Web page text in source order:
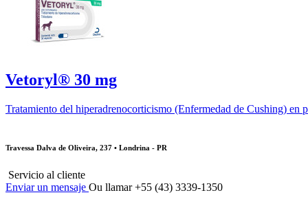
Vetoryl® 30 mg
Tratamiento del hiperadrenocorticismo (Enfermedad de Cushing) en
Travessa Dalva de Oliveira, 237 • Londrina - PR
Servicio al cliente
Enviar un mensaje Ou llamar +55 (43) 3339-1350